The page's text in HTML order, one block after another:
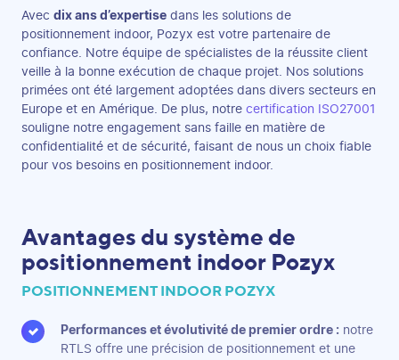
Avec dix ans d’expertise dans les solutions de
positionnement indoor, Pozyx est votre partenaire de
confiance. Notre équipe de spécialistes de la réussite client
veille à la bonne exécution de chaque projet. Nos solutions
primées ont été largement adoptées dans divers secteurs en
Europe et en Amérique. De plus, notre certification ISO27001
souligne notre engagement sans faille en matière de
confidentialité et de sécurité, faisant de nous un choix fiable
pour vos besoins en positionnement indoor.
Avantages du système de
positionnement indoor Pozyx
POSITIONNEMENT INDOOR POZYX
Performances et évolutivité de premier ordre : notre
RTLS offre une précision de positionnement et une